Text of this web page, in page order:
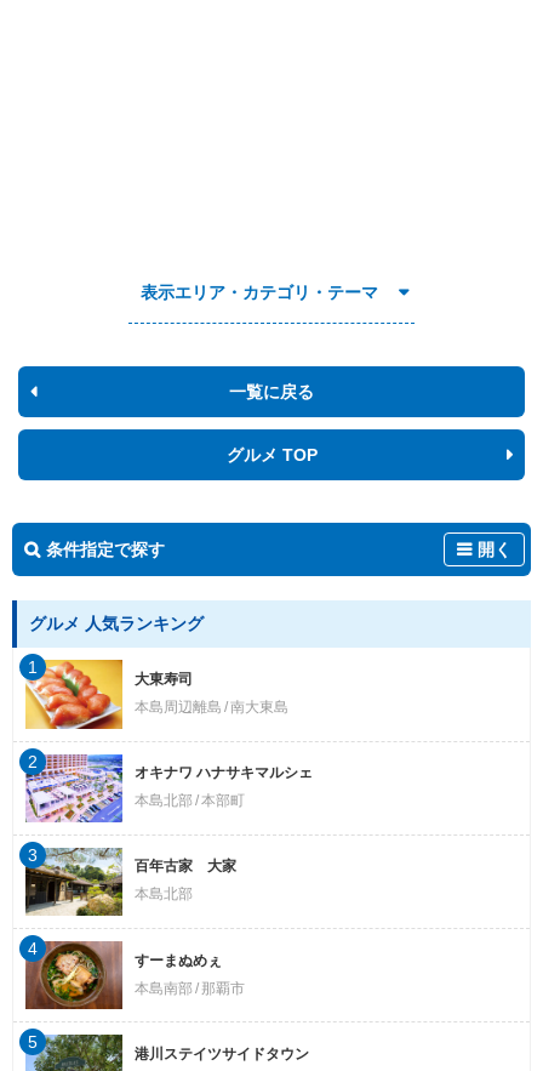
表示エリア・カテゴリ・テーマ
一覧に戻る
グルメ TOP
条件指定で探す 開く
グルメ 人気ランキング
大東寿司
本島周辺離島 南大東島
1
オキナワ ハナサキマルシェ
本島北部 本部町
2
百年古家 大家
本島北部
3
すーまぬめぇ
本島南部
那覇市
4
港川ステイツサイドタウン
5